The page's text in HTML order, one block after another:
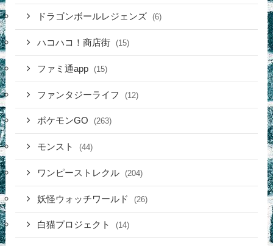
ドラゴンボールレジェンズ (6)
ハコハコ！商店街 (15)
ファミ通app (15)
ファンタジーライフ (12)
ポケモンGO (263)
モンスト (44)
ワンピーストレクル (204)
妖怪ウォッチワールド (26)
白猫プロジェクト (14)